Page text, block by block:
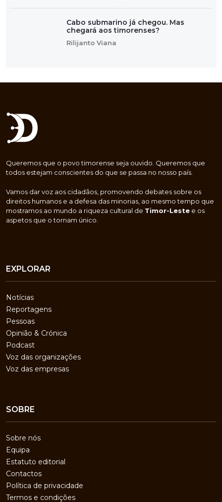
Cabo submarino já chegou. Mas
chegará aos timorenses?
Rilijanto Viana
Queremos que o povo timorense seja ouvido. Queremos que
todos estejam conscientes do que se passa no nosso país.
Vamos dar voz aos cidadãos, promovendo debates sobre os
direitos humanos e a defesa das minorias, ao mesmo tempo que
mostramos ao mundo a riqueza cultural de Timor-Leste e os
aspetos que o tornam único.
EXPLORAR
Notícias
Reportagens
Pessoas
Opinião & Crónica
Podcast
Voz das organizações
Voz das empresas
SOBRE
Sobre nós
Equipa
Estatuto editorial
Contactos
Política de privacidade
Termos e condições